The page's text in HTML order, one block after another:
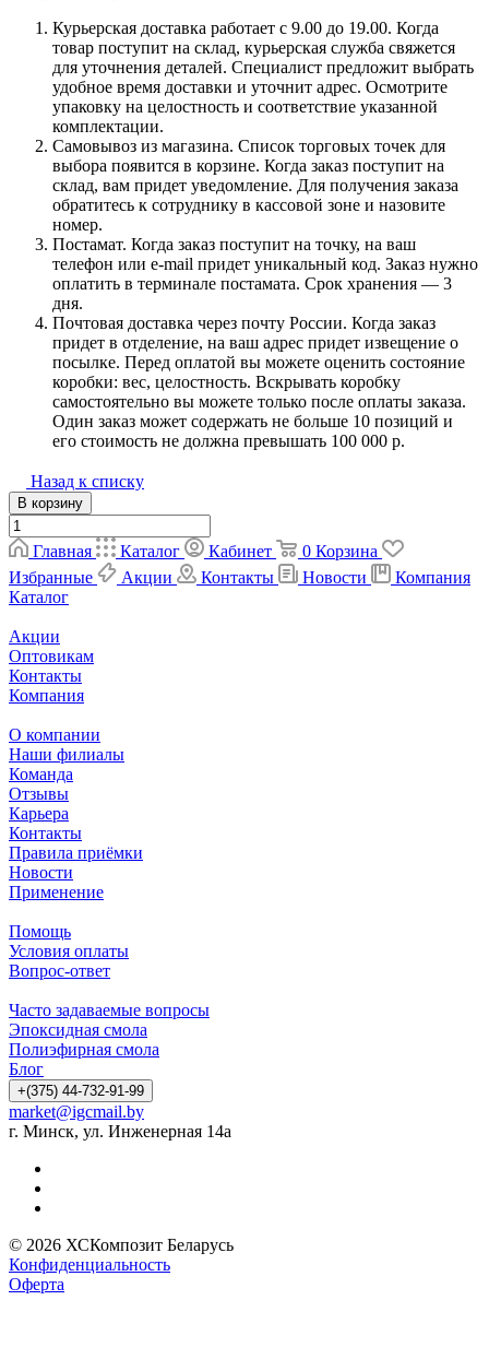
Курьерская доставка работает с 9.00 до 19.00. Когда
товар поступит на склад, курьерская служба свяжется
для уточнения деталей. Специалист предложит выбрать
удобное время доставки и уточнит адрес. Осмотрите
упаковку на целостность и соответствие указанной
комплектации.
Самовывоз из магазина. Список торговых точек для
выбора появится в корзине. Когда заказ поступит на
склад, вам придет уведомление. Для получения заказа
обратитесь к сотруднику в кассовой зоне и назовите
номер.
Постамат. Когда заказ поступит на точку, на ваш
телефон или e-mail придет уникальный код. Заказ нужно
оплатить в терминале постамата. Срок хранения — 3
дня.
Почтовая доставка через почту России. Когда заказ
придет в отделение, на ваш адрес придет извещение о
посылке. Перед оплатой вы можете оценить состояние
коробки: вес, целостность. Вскрывать коробку
самостоятельно вы можете только после оплаты заказа.
Один заказ может содержать не больше 10 позиций и
его стоимость не должна превышать 100 000 р.
Назад к списку
В корзину
Главная Каталог Кабинет 0 Корзина
Избранные
Акции Контакты Новости
Компания
Каталог
Акции
Оптовикам
Контакты
Компания
О компании
Наши филиалы
Команда
Отзывы
Карьера
Контакты
Правила приёмки
Новости
Применение
Помощь
Условия оплаты
Вопрос-ответ
Часто задаваемые вопросы
Эпоксидная смола
Полиэфирная смола
Блог
+(375) 44-732-91-99
market@igcmail.by
г. Минск, ул. Инженерная 14а
© 2026 ХСКомпозит Беларусь
Конфиденциальность
Оферта